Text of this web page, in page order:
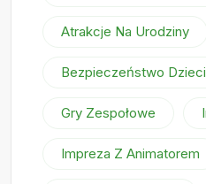
Atrakcje Na Urodziny
Bezpieczeństwo Dzieci
Gry Zespołowe
Impreza Z Animatorem